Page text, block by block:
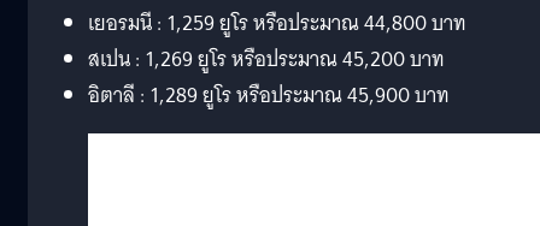
เยอรมนี : 1,259 ยูโร หรือประมาณ 44,800 บาท
สเปน : 1,269 ยูโร หรือประมาณ 45,200 บาท
อิตาลี : 1,289 ยูโร หรือประมาณ 45,900 บาท